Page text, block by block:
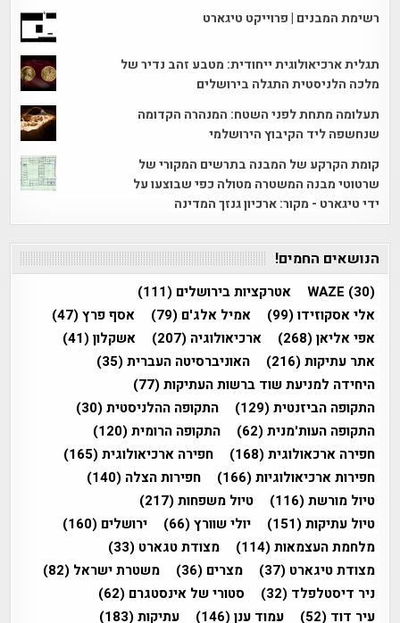
רשימת המבנים | פרוייקט טיגארט
תגלית ארכיאולוגית ייחודית: מטבע זהב נדיר של
מלכה הלניסטית התגלה בירושלים
תעלומה מתחת לפני השטח: המנהרה הקדומה
שנחשפה ליד הקיבוץ הירושלמי
קומת הקרקע של המבנה בתרשים המקורי של
שרטוטי מבנה המשטרה מטולה כפי שבוצעו על
ידי טיגארט - מקור: ארכיון גנזך המדינה
הנושאים החמים!
WAZE (30) אטרקציות בירושלים (111)
אלי אסקוזידו(99) אמיל אלג'ם (79) אסף פרץ(47)
אפי אליאן(268) ארכיאולוגיה (207) אשקלון(41)
אתר עתיקות(216) האוניברסיטה העברית(35)
היחידה למניעת שוד ברשות העתיקות(77)
התקופה הביזנטית(129) התקופה ההלניסטית(30)
התקופה העות'מנית(62) התקופה הרומית(120)
חפירה ארכאולוגית(168) חפירה ארכיאולוגית(165)
חפירות ארכיאולוגיות(166) חפירות הצלה (140)
טיול מורשת(116) טיול משפחות(217)
טיול עתיקות(151) יולי שוורץ(66) ירושלים (160)
מלחמת העצמאות(114) מצודת טגארט (33)
מצודת טיגארט (37) מצרים (36) משטרת ישראל (82)
ניר דיסטלפלד (32) סטורי של אינסטגרם (62)
עיר דוד (52) עמוד ענן(146) עתיקות(183)